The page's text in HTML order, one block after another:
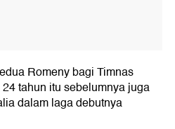
Romeny bagi Timnas
tahun itu sebelumnya juga
dalam laga debutnya